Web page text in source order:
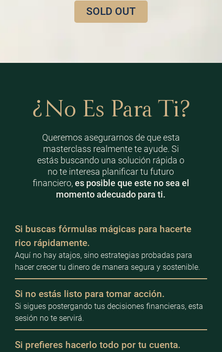
SOLD OUT
¿No Es Para Ti?
Queremos asegurarnos de que esta
masterclass realmente te ayude. Si
estás buscando una solución rápida o
no te interesa planificar tu futuro
financiero,es posible que este no sea el
momento adecuado para ti.
Si buscas fórmulas mágicas para hacerte
rico rápidamente.
Aquí no hay atajos, sino estrategias probadas para
hacer crecer tu dinero de manera segura y sostenible.
Si no estás listo para tomar acción.
Si sigues postergando tus decisiones financieras, esta
sesión no te servirá.
Si prefieres hacerlo todo por tu cuenta.